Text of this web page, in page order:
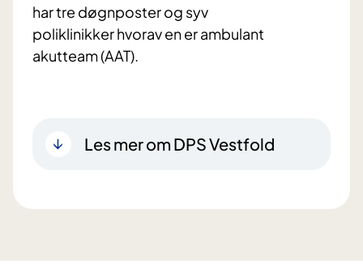
har tre døgnposter og syv
poliklinikker hvorav en er ambulant
akutteam (AAT).
Les mer om DPS Vestfold